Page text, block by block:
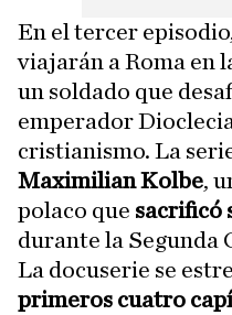
En el tercer
viajarán a Roma en
un soldado que
emperador
cristianismo. La
Maximilian Kolbe,
polaco que sacrificó
durante la Segunda
La docuserie se
primeros cuatro